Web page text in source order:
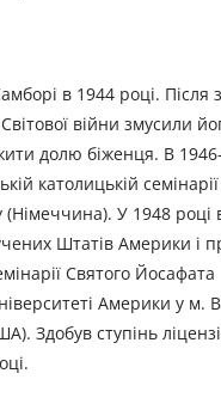
в 1944 pоці. Після
війни змусили
долю біженця. В
католицькій
(Німеччина). У 1948 році
Штатів Америки і
Святого Йосафата
Америки у м.
Здобув ступінь